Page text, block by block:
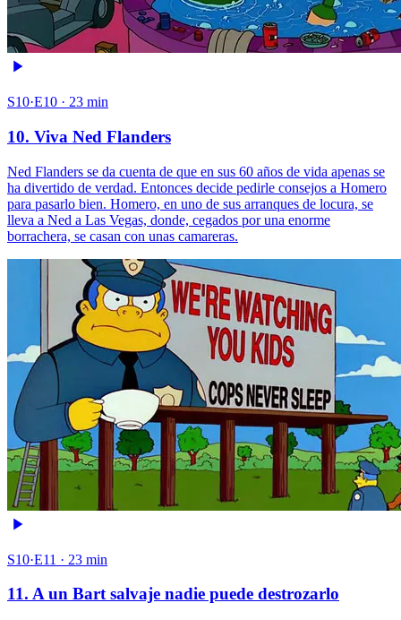
S10·E10 · 23 min
10. Viva Ned Flanders
Ned Flanders se da cuenta de que en sus 60 años de vida apenas se
ha divertido de verdad. Entonces decide pedirle consejos a Homero
para pasarlo bien. Homero, en uno de sus arranques de locura, se
lleva a Ned a Las Vegas, donde, cegados por una enorme
borrachera, se casan con unas camareras.
S10·E11 · 23 min
11. A un Bart salvaje nadie puede destrozarlo